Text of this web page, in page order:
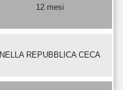
12 mesi
NELLA REPUBBLICA CECA